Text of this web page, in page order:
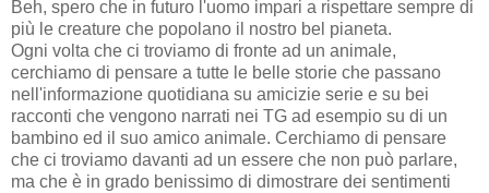
Beh, spero che in futuro l'uomo impari a rispettare sempre di
più le creature che popolano il nostro bel pianeta.
Ogni volta che ci troviamo di fronte ad un animale,
cerchiamo di pensare a tutte le belle storie che passano
nell'informazione quotidiana su amicizie serie e su bei
racconti che vengono narrati nei TG ad esempio su di un
bambino ed il suo amico animale. Cerchiamo di pensare
che ci troviamo davanti ad un essere che non può parlare,
ma che è in grado benissimo di dimostrare dei sentimenti